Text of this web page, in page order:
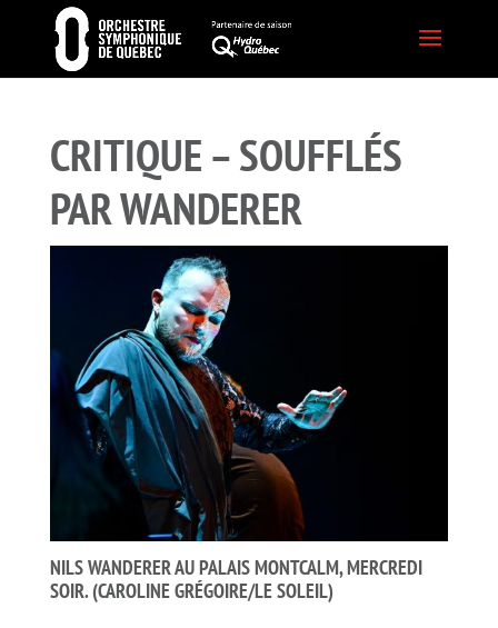
CRITIQUE – SOUFFLÉS
PAR WANDERER
NILS WANDERER AU PALAIS MONTCALM, MERCREDI
SOIR. (CAROLINE GRÉGOIRE/LE SOLEIL)